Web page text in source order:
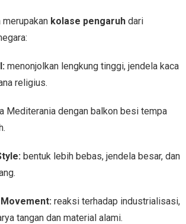
kolase pengaruh dari
menonjolkan lengkung tinggi, jendela kaca
religius.
Mediterania dengan balkon besi tempa
bentuk lebih bebas, jendela besar, dan
reaksi terhadap industrialisasi,
tangan dan material alami.